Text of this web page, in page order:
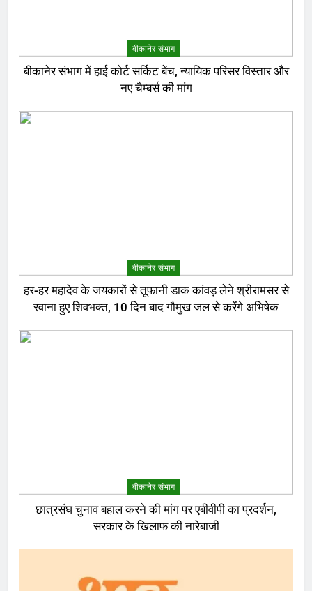
बीकानेर संभाग
बीकानेर संभाग में हाई कोर्ट सर्किट बेंच, न्यायिक परिसर विस्तार और
नए चैम्बर्स की मांग
बीकानेर संभाग
हर-हर महादेव के जयकारों से तूफानी डाक कांवड़ लेने श्रीरामसर से
रवाना हुए शिवभक्त, 10 दिन बाद गौमुख जल से करेंगे अभिषेक
बीकानेर संभाग
छात्रसंघ चुनाव बहाल करने की मांग पर एबीवीपी का प्रदर्शन,
सरकार के खिलाफ की नारेबाजी